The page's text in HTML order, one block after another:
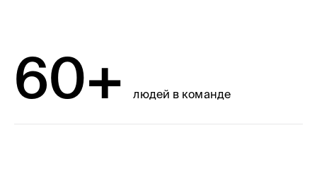
60+ людей в команде